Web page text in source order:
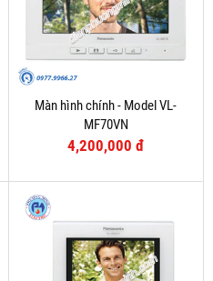
Màn hình chính - Model VL-
MF70VN
4,200,000 đ